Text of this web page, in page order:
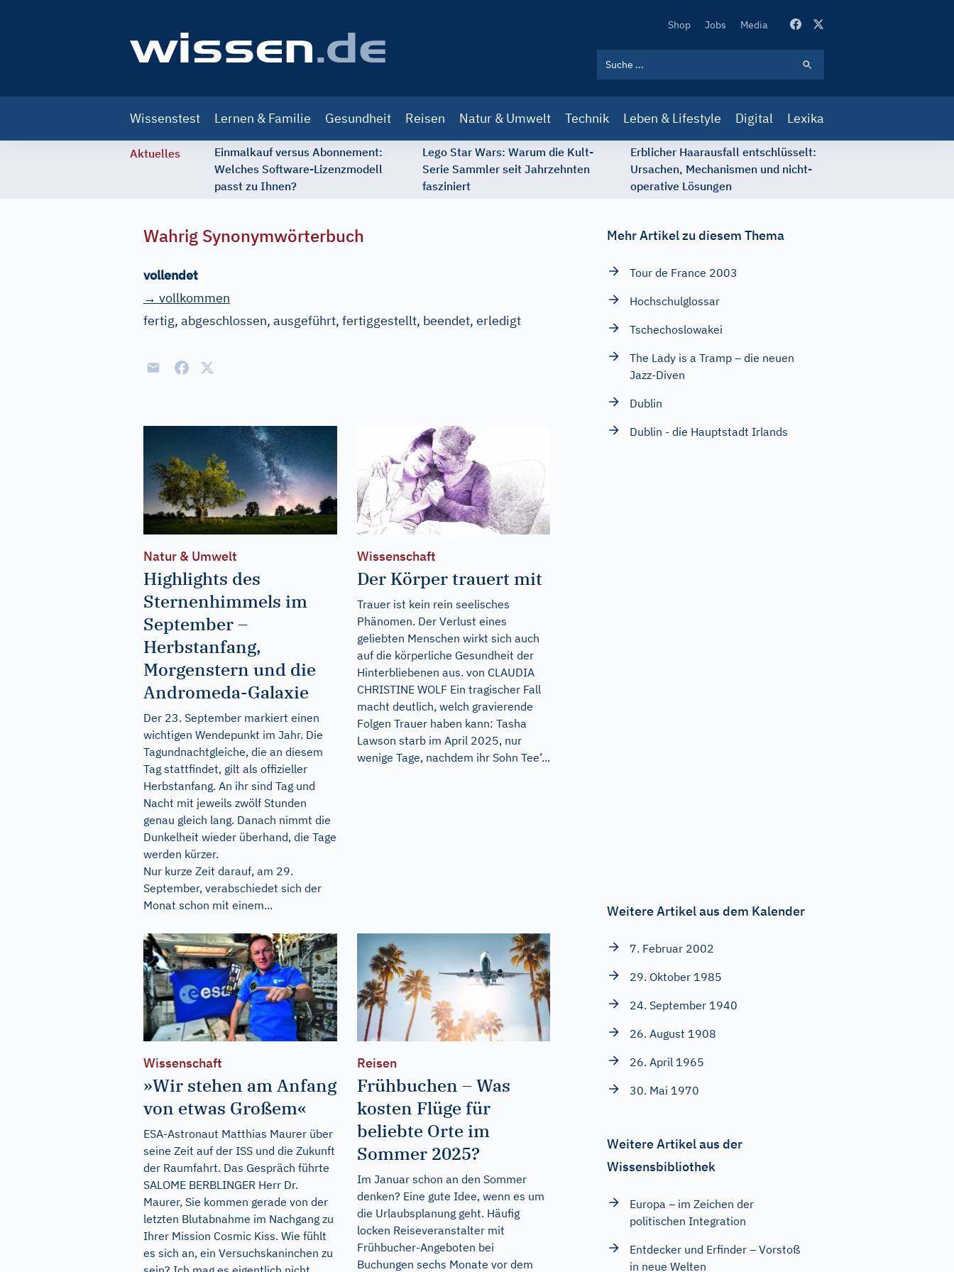
Secondary
Shop Jobs Media
navigation
Wissenstest Lernen & Familie Gesundheit Reisen Natur & Umwelt Technik Leben & Lifestyle Digital Lexika
Aktuelles
Einmalkauf versus Abonnement:
Welches Software-Lizenzmodell
passt zu Ihnen?
Lego Star Wars: Warum die Kult-
Serie Sammler seit Jahrzehnten
fasziniert
Erblicher Haarausfall entschlüsselt:
Ursachen, Mechanismen und nicht-
operative Lösungen
Wahrig Synonymwörterbuch
vollendet
→ vollkommen
fertig, abgeschlossen, ausgeführt, fertiggestellt, beendet, erledigt
Natur & Umwelt
Highlights des
Sternenhimmels im
September –
Herbstanfang,
Morgenstern und die
Andromeda-Galaxie
Der 23. September markiert einen
wichtigen Wendepunkt im Jahr. Die
Tagundnachtgleiche, die an diesem
Tag stattfindet, gilt als offizieller
Herbstanfang. An ihr sind Tag und
Nacht mit jeweils zwölf Stunden
genau gleich lang. Danach nimmt die
Dunkelheit wieder überhand, die Tage
werden kürzer.
Nur kurze Zeit darauf, am 29.
September, verabschiedet sich der
Monat schon mit einem...
Wissenschaft
Der Körper trauert mit
Trauer ist kein rein seelisches
Phänomen. Der Verlust eines
geliebten Menschen wirkt sich auch
auf die körperliche Gesundheit der
Hinterbliebenen aus. von CLAUDIA
CHRISTINE WOLF Ein tragischer Fall
macht deutlich, welch gravierende
Folgen Trauer haben kann: Tasha
Lawson starb im April 2025, nur
wenige Tage, nachdem ihr Sohn Tee’...
Wissenschaft
»Wir stehen am Anfang
von etwas Großem«
ESA-Astronaut Matthias Maurer über
seine Zeit auf der ISS und die Zukunft
der Raumfahrt. Das Gespräch führte
SALOME BERBLINGER Herr Dr.
Maurer, Sie kommen gerade von der
letzten Blutabnahme im Nachgang zu
Ihrer Mission Cosmic Kiss. Wie fühlt
es sich an, ein Versuchskaninchen zu
Reisen
Frühbuchen – Was
kosten Flüge für
beliebte Orte im
Sommer 2025?
Im Januar schon an den Sommer
denken? Eine gute Idee, wenn es um
die Urlaubsplanung geht. Häufig
locken Reiseveranstalter mit
Frühbucher-Angeboten bei
Buchungen sechs Monate vor dem
Mehr Artikel zu diesem Thema
Tour de France 2003
Hochschulglossar
Tschechoslowakei
The Lady is a Tramp – die neuen
Jazz-Diven
Dublin
Dublin - die Hauptstadt Irlands
Weitere Artikel aus dem Kalender
7. Februar 2002
29. Oktober 1985
24. September 1940
26. August 1908
26. April 1965
30. Mai 1970
Weitere Artikel aus der
Wissensbibliothek
Europa – im Zeichen der
politischen Integration
Entdecker und Erfinder – Vorstoß
in neue Welten